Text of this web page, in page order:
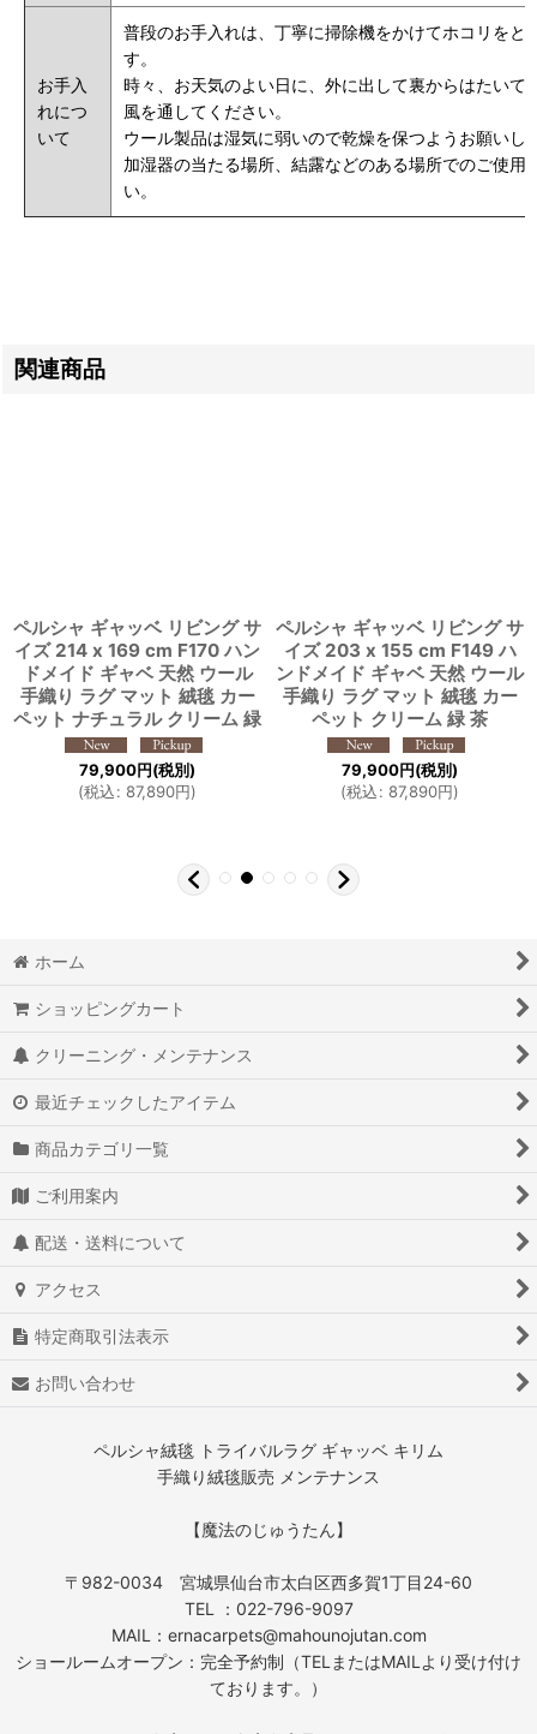
お手入
れにつ
いて
普段のお手入れは、丁寧に掃除機をかけてホコリをと
す。
時々、お天気のよい日に、外に出して裏からはたいて
風を通してください。
ウール製品は湿気に弱いので乾燥を保つようお願いし
加湿器の当たる場所、結露などのある場所でのご使用
い。
関連商品
ペルシャ ギャッベ リビング サ
イズ 214 x 169 cm F170 ハン
ドメイド ギャベ 天然 ウール
手織り ラグ マット 絨毯 カー
ペット ナチュラル クリーム 緑
79,900円(税別)
(税込: 87,890円)
ペルシャ ギャッベ リビング サ
イズ 203 x 155 cm F149 ハ
ンドメイド ギャベ 天然 ウール
手織り ラグ マット 絨毯 カー
ペット クリーム 緑 茶
79,900円(税別)
(税込: 87,890円)
ホーム
ショッピングカート
クリーニング・メンテナンス
最近チェックしたアイテム
商品カテゴリ一覧
ご利用案内
配送・送料について
アクセス
特定商取引法表示
お問い合わせ
ペルシャ絨毯 トライバルラグ ギャッベ キリム
手織り絨毯販売 メンテナンス
【魔法のじゅうたん】
〒982-0034 宮城県仙台市太白区西多賀1丁目24-60
TEL ：022-796-9097
MAIL：ernacarpets@mahounojutan.com
ショールームオープン：完全予約制（TELまたはMAILより受け付け
ております。）